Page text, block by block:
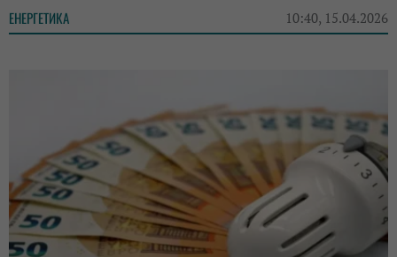
ЕНЕРГЕТИКА 10:40, 15.04.2026